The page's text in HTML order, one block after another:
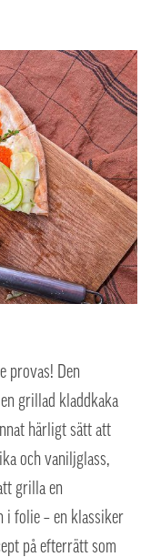
provas! Den
grillad kladdkaka
härligt sätt att
och vaniljglass,
grilla en
i folie – en klassiker
på efterrätt som